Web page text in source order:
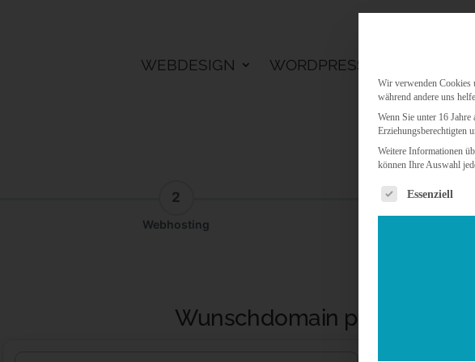
WEBDESIGN WORDPRESS
2
Webhosting
3
Wunschdomain prüfen
Wir verwenden Cookies
während andere uns
Wenn Sie unter 16
Erziehungsberechtigten
Weitere Informationen
können Ihre Auswahl
Es folgt eine
Essenziell